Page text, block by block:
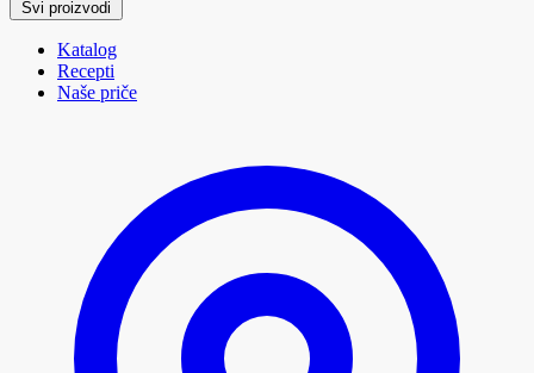
Svi proizvodi
Katalog
Recepti
Naše priče